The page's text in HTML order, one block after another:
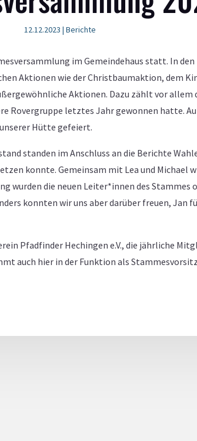
12.12.2023 | Berichte
im Gemeindehaus statt. In
Aktionen wie der Christbaumaktion, dem
Aktionen. Dazu zählt vor allem
Rovergruppe letztes Jahr gewonnen hatte.
Hütte gefeiert.
standen im Anschluss an die Berichte
konnte. Gemeinsam mit Lea und Michael
wurden die neuen Leiter*innen des Stammes
konnten wir uns aber darüber freuen, Jan
Pfadfinder Hechingen e.V., die jährliche
auch hier in der Funktion als